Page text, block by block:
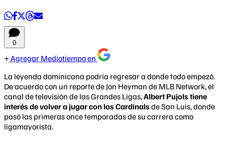
0
Agregar Mediotiempo en
La leyenda dominicana podría regresar a donde todo empezó.
De acuerdo con un reporte de Jon Heyman de MLB Network, el
canal de televisión de las Grandes Ligas,Albert Pujols tiene
interés de volver a jugar con los Cardinalsde San Luis, donde
pasó las primeras once temporadas de su carrera como
ligamayorista.